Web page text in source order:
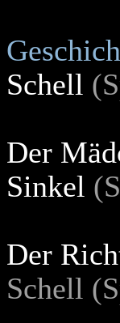
Schell
Der
Sinkel
Der
Schell